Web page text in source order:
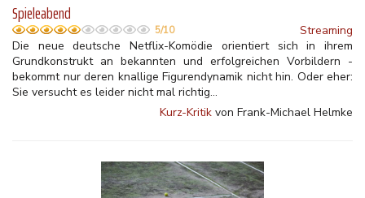
Spieleabend
5/10
Streaming
Die neue deutsche Netflix-Komödie orientiert sich in ihrem
Grundkonstrukt an bekannten und erfolgreichen Vorbildern -
bekommt nur deren knallige Figurendynamik nicht hin. Oder eher:
Sie versucht es leider nicht mal richtig...
Kurz-Kritik von Frank-Michael Helmke